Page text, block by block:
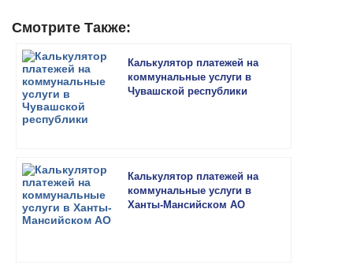
Смотрите Также:
Калькулятор платежей на
коммунальные услуги в
Чувашской республики
Калькулятор платежей на
коммунальные услуги в
Ханты-Мансийском АО